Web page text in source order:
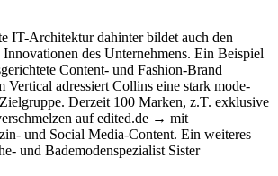
IT-Architektur dahinter bildet auch den
des Unternehmens. Ein Beispiel
Content- und Fashion-Brand
adressiert Collins eine stark mode-
Derzeit 100 Marken, z.T. exklusive
aufedited.de
mit
und Social Media-Content. Ein weiteres
und Bademodenspezialist Sister